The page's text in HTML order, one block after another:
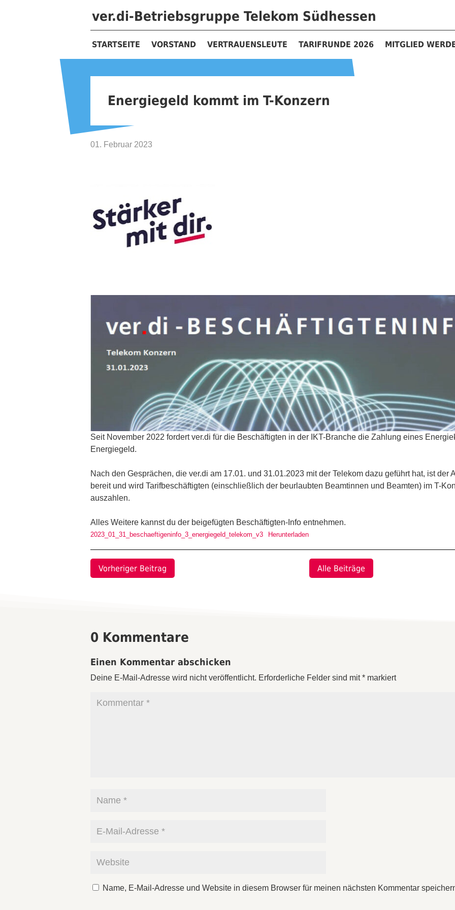
ver.di-Betriebsgruppe Telekom Südhessen
STARTSEITE VORSTAND VERTRAUENSLEUTE TARIFRUNDE 2026 MITGLIED
Energiegeld kommt im T-Konzern
01. Februar 2023
Seit November 2022 fordert ver.di für die Beschäftigten in der IKT-Branche die Zahlung eines
Energiegeld.
Nach den Gesprächen, die ver.di am 17.01. und 31.01.2023 mit der Telekom dazu geführt hat, ist der
bereit und wird Tarifbeschäftigten (einschließlich der beurlaubten Beamtinnen und Beamten) im T-
auszahlen.
Alles Weitere kannst du der beigefügten Beschäftigten-Info entnehmen.
2023_01_31_beschaeftigeninfo_3_energiegeld_telekom_v3 Herunterladen
Vorheriger Beitrag Alle Beiträge
0 Kommentare
Einen Kommentar abschicken
Deine E-Mail-Adresse wird nicht veröffentlicht. Erforderliche Felder sind mit* markiert
Name, E-Mail-Adresse und Website in diesem Browser für meinen nächsten Kommentar